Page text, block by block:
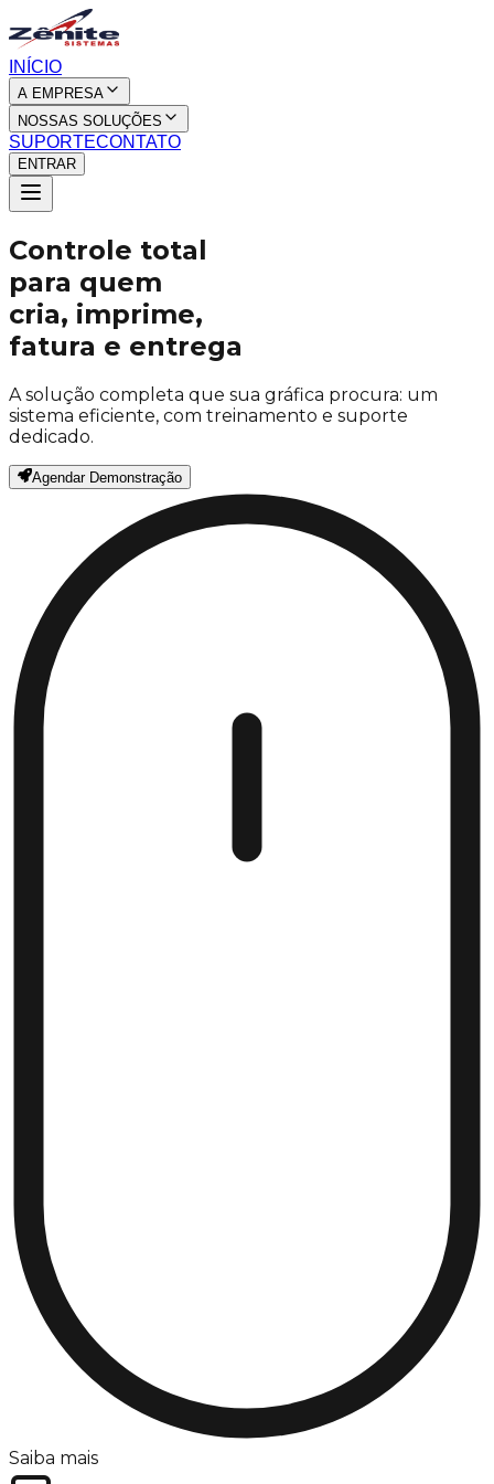
INÍCIO
A EMPRESA
NOSSAS SOLUÇÕES
SUPORTECONTATO
ENTRAR
Controle total
para quem
cria, imprime,
fatura e entrega
A solução completa que sua gráfica procura: um
sistema eficiente, com treinamento e suporte
dedicado.
Agendar Demonstração
Saiba mais